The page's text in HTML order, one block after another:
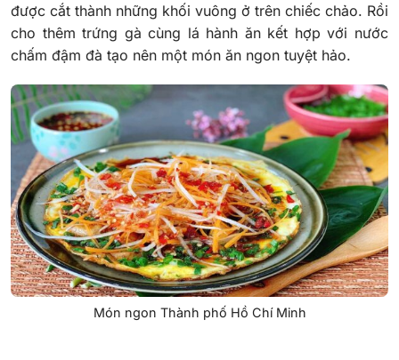
được cắt thành những khối vuông ở trên chiếc chảo. Rồi
cho thêm trứng gà cùng lá hành ăn kết hợp với nước
chấm đậm đà tạo nên một món ăn ngon tuyệt hảo.
Món ngon Thành phố Hồ Chí Minh